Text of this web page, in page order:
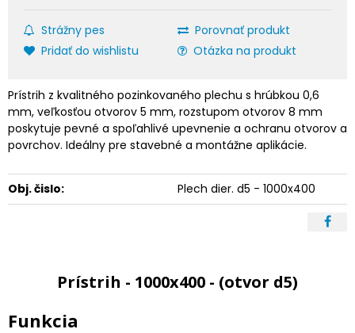
Strážny pes
Porovnať produkt
Pridať do wishlistu
Otázka na produkt
Prístrih z kvalitného pozinkovaného plechu s hrúbkou 0,6
mm, veľkosťou otvorov 5 mm, rozstupom otvorov 8 mm
poskytuje pevné a spoľahlivé upevnenie a ochranu otvorov a
povrchov. Ideálny pre stavebné a montážne aplikácie.
Obj. čislo: Plech dier. d5 - 1000x400
Prístrih - 1000x400 - (otvor d5)
Funkcia